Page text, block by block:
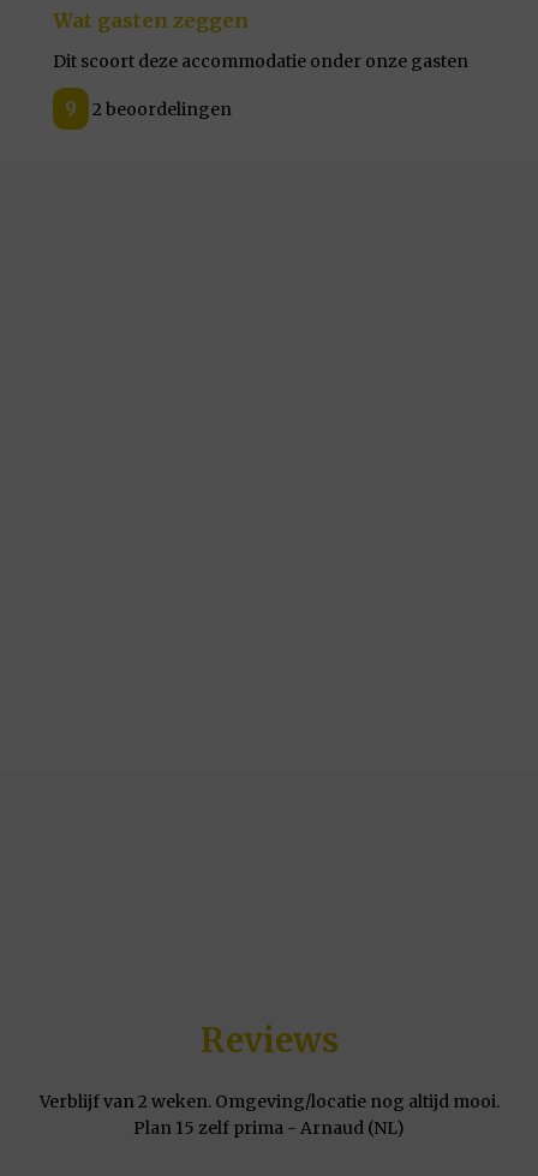
Wat gasten zeggen
Dit scoort deze accommodatie onder onze gasten
9 2 beoordelingen
Reviews
Verblijf van 2 weken. Omgeving/locatie nog altijd mooi.
Plan 15 zelf prima - Arnaud (NL)